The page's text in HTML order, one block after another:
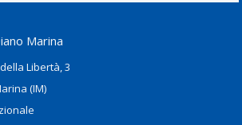
Marina
Libertà, 3
(IM)